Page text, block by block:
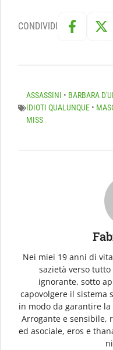
CONDIVIDI
ASSASSINI • BARBARA
IDIOTI QUALUNQUE •
MISS
Nei miei 19 anni di
sazietà verso
ignorante, sotto
capovolgere il sistema
in modo da garantire
Arrogante e sensibile,
ed asociale, eros e